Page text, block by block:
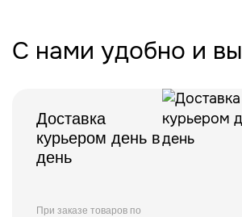
С нами удобно и
Доставка
курьером день в
день
При заказе товаров по